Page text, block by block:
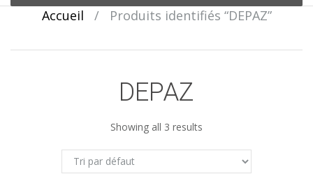
contentAccueil / Produits identifiés “DEPAZ”
DEPAZ
Showing all 3 results